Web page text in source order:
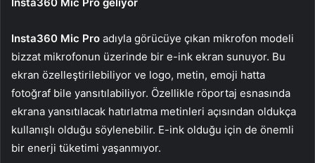
Insta360 Mic Pro geliyor
Insta360 Mic Pro adıyla görücüye çıkan mikrofon modeli
bizzat mikrofonun üzerinde bir e-ink ekran sunuyor. Bu
ekran özelleştirilebiliyor ve logo, metin, emoji hatta
fotoğraf bile yansıtılabiliyor. Özellikle röportaj esnasında
ekrana yansıtılacak hatırlatma metinleri açısından oldukça
kullanışlı olduğu söylenebilir. E-ink olduğu için de önemli
bir enerji tüketimi yaşanmıyor.